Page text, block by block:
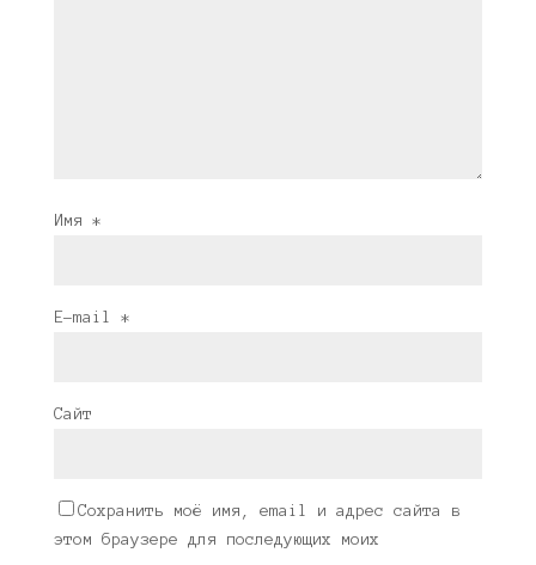
Имя *
E-mail *
Сайт
Сохранить моё имя, email и адрес сайта в
этом браузере для последующих моих